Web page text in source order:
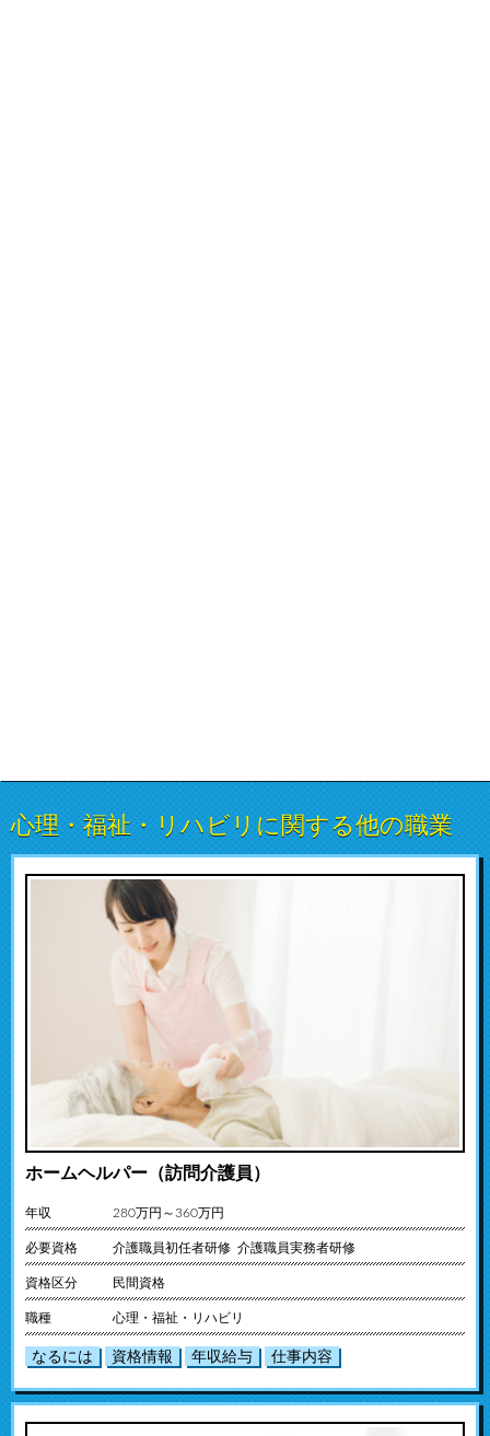
心理・福祉・リハビリに関する他の職業
ホームヘルパー（訪問介護員）
年収 280万円～360万円
必要資格 介護職員初任者研修 介護職員実務者研修
資格区分 民間資格
職種 心理・福祉・リハビリ
なるには 資格情報 年収給与 仕事内容